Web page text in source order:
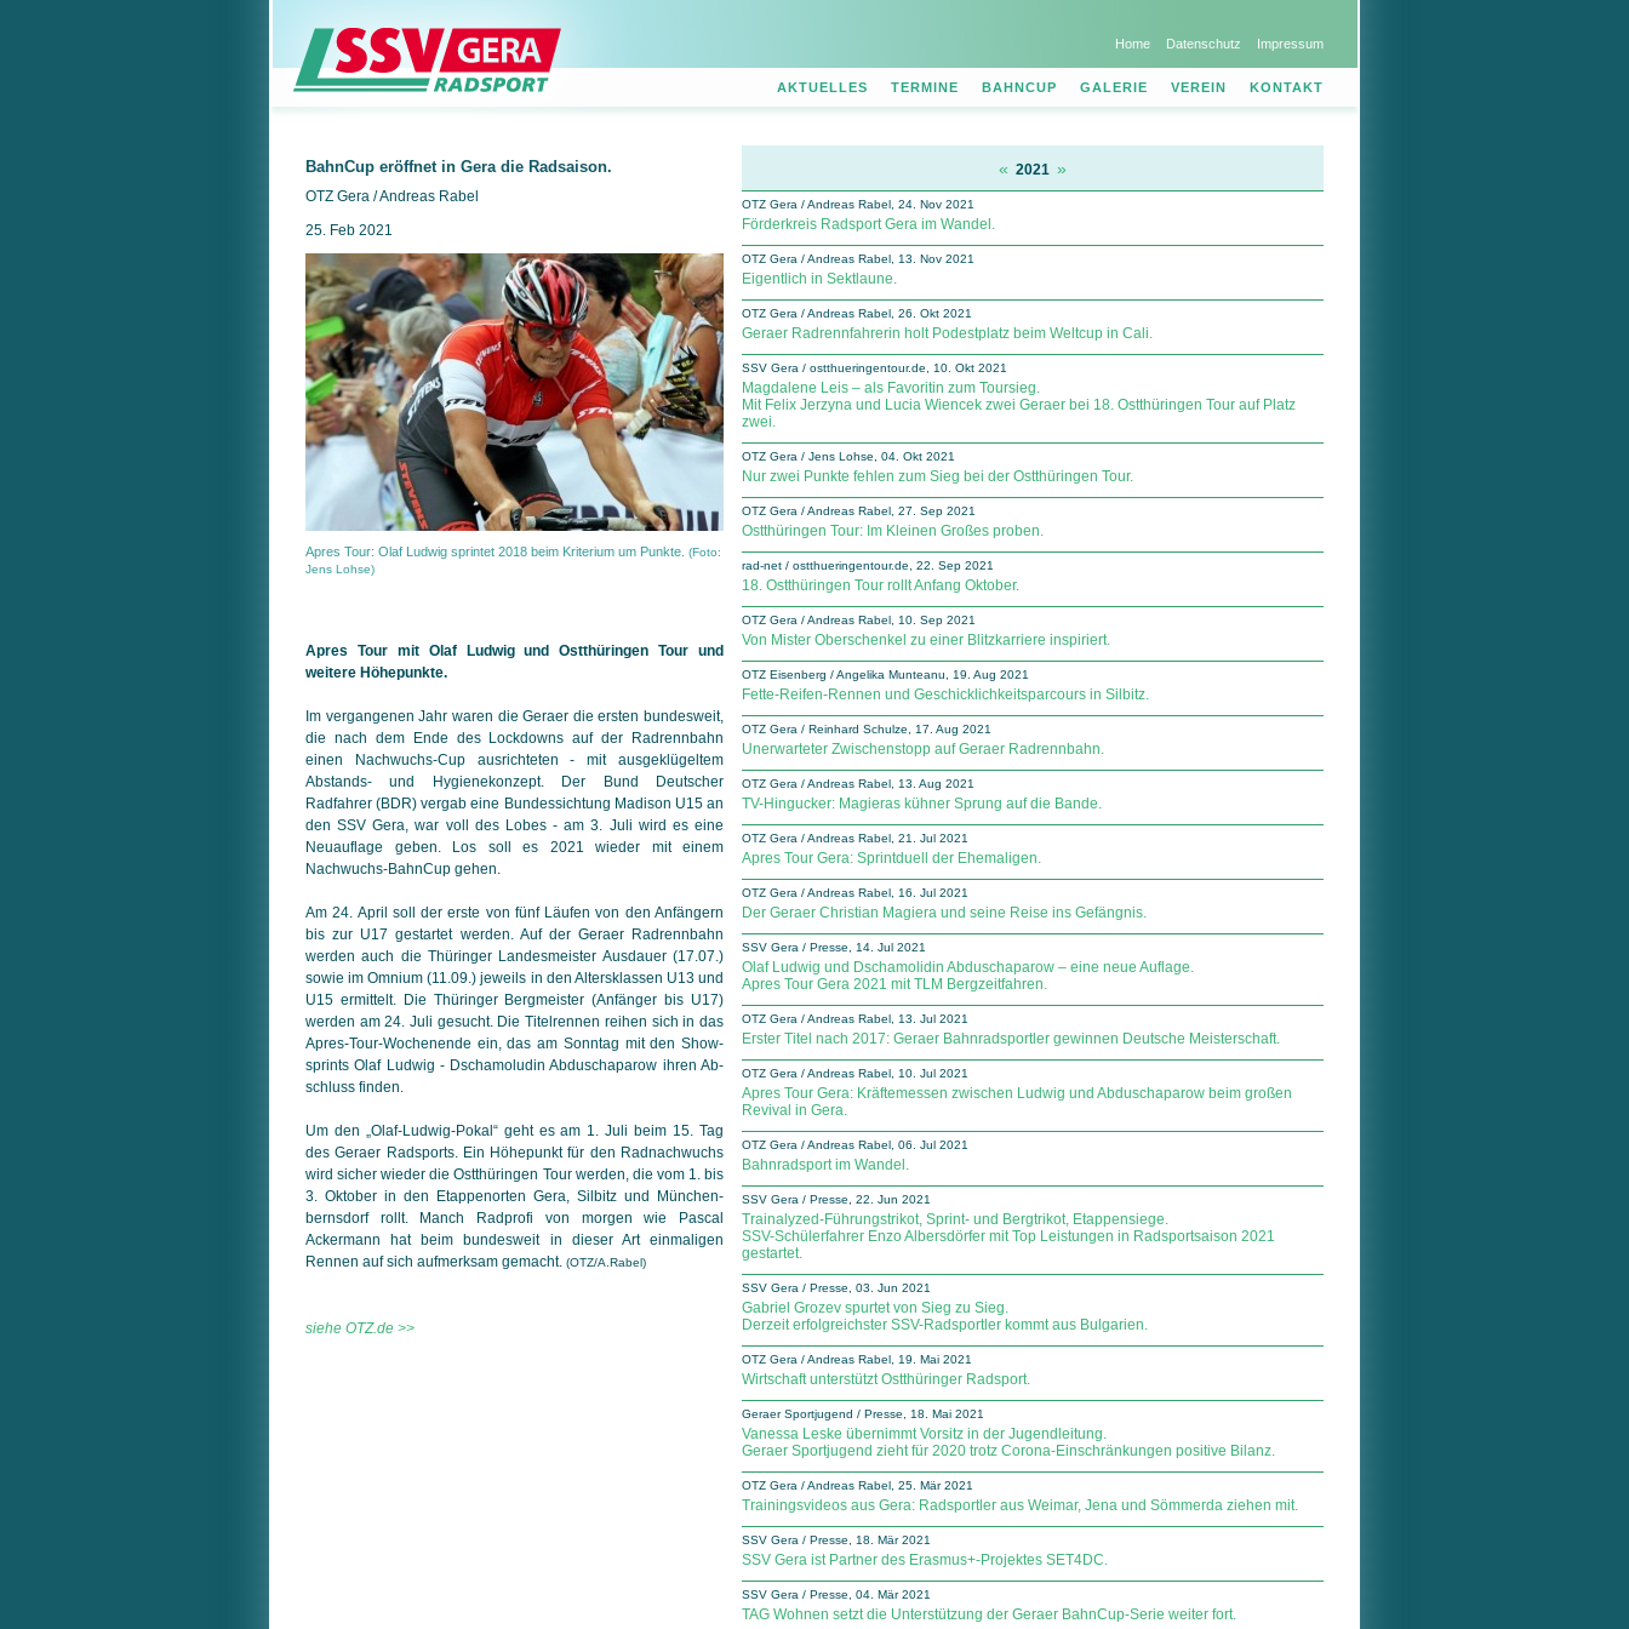
Home Datenschutz Impressum
AKTUELLES TERMINE BAHNCUP GALERIE VEREIN KONTAKT
BahnCup eröffnet in Gera die Radsaison.
OTZ Gera / Andreas Rabel
25. Feb 2021
Apres Tour: Olaf Ludwig sprintet 2018 beim Kriterium um Punkte. (Foto:
Jens Lohse)
Apres Tour mit Olaf Ludwig und Ostthüringen Tour und
weitere Höhepunkte.
Im vergangenen Jahr waren die Geraer die ersten bundesweit,
die nach dem Ende des Lockdowns auf der Radrennbahn
einen Nach­wuchs-Cup ausrichteten - mit ausgeklügeltem
Abstands- und Hygiene­konzept. Der Bund Deutscher
Radfahrer (BDR) ver­gab eine Bundes­sichtung Madison U15 an
den SSV Gera, war voll des Lobes - am 3. Juli wird es eine
Neuauflage geben. Los soll es 2021 wieder mit einem
Nachwuchs-BahnCup gehen.
Am 24. April soll der erste von fünf Läufen von den Anfängern
bis zur U17 gestartet werden. Auf der Geraer Radrennbahn
wer­den auch die Thüringer Landesmeister Ausdauer (17.07.)
so­wie im Omnium (11.09.) jeweils in den Altersklassen U13 und
U15 er­mit­telt. Die Thüringer Bergmeister (Anfänger bis U17)
werden am 24. Juli gesucht. Die Titelrennen reihen sich in das
Apres-Tour-Wochen­ende ein, das am Sonntag mit den Show­
sprints Olaf Ludwig - Dschamoludin Abduschaparow ihren Ab­
schluss finden.
Um den „Olaf-Ludwig-Pokal“ geht es am 1. Juli beim 15. Tag
des Geraer Radsports. Ein Höhepunkt für den Radnachwuchs
wird sicher wieder die Ostthüringen Tour werden, die vom 1. bis
3. Oktober in den Etappenorten Gera, Silbitz und Mün­chen­
berns­dorf rollt. Manch Radprofi von morgen wie Pascal
Ackermann hat beim bundesweit in dieser Art einmaligen
Rennen auf sich auf­merk­sam gemacht. (OTZ/A.Rabel)
siehe OTZ.de >>
« 2021 »
OTZ Gera / Andreas Rabel, 24. Nov 2021
Förderkreis Radsport Gera im Wandel.
OTZ Gera / Andreas Rabel, 13. Nov 2021
Eigentlich in Sektlaune.
OTZ Gera / Andreas Rabel, 26. Okt 2021
Geraer Radrennfahrerin holt Podestplatz beim Weltcup in Cali.
SSV Gera / ostthueringentour.de, 10. Okt 2021
Magdalene Leis – als Favoritin zum Toursieg.
Mit Felix Jerzyna und Lucia Wiencek zwei Geraer bei 18. Ostthüringen Tour auf Platz
zwei.
OTZ Gera / Jens Lohse, 04. Okt 2021
Nur zwei Punkte fehlen zum Sieg bei der Ostthüringen Tour.
OTZ Gera / Andreas Rabel, 27. Sep 2021
Ostthüringen Tour: Im Kleinen Großes proben.
rad-net / ostthueringentour.de, 22. Sep 2021
18. Ostthüringen Tour rollt Anfang Oktober.
OTZ Gera / Andreas Rabel, 10. Sep 2021
Von Mister Oberschenkel zu einer Blitzkarriere inspiriert.
OTZ Eisenberg / Angelika Munteanu, 19. Aug 2021
Fette-Reifen-Rennen und Geschicklichkeitsparcours in Silbitz.
OTZ Gera / Reinhard Schulze, 17. Aug 2021
Unerwarteter Zwischenstopp auf Geraer Radrennbahn.
OTZ Gera / Andreas Rabel, 13. Aug 2021
TV-Hingucker: Magieras kühner Sprung auf die Bande.
OTZ Gera / Andreas Rabel, 21. Jul 2021
Apres Tour Gera: Sprintduell der Ehemaligen.
OTZ Gera / Andreas Rabel, 16. Jul 2021
Der Geraer Christian Magiera und seine Reise ins Gefängnis.
SSV Gera / Presse, 14. Jul 2021
Olaf Ludwig und Dschamolidin Abduschaparow – eine neue Auflage.
Apres Tour Gera 2021 mit TLM Bergzeitfahren.
OTZ Gera / Andreas Rabel, 13. Jul 2021
Erster Titel nach 2017: Geraer Bahnradsportler gewinnen Deutsche Meisterschaft.
OTZ Gera / Andreas Rabel, 10. Jul 2021
Apres Tour Gera: Kräftemessen zwischen Ludwig und Abduschaparow beim großen
Revival in Gera.
OTZ Gera / Andreas Rabel, 06. Jul 2021
Bahnradsport im Wandel.
SSV Gera / Presse, 22. Jun 2021
Trainalyzed-Führungstrikot, Sprint- und Bergtrikot, Etappensiege.
SSV-Schülerfahrer Enzo Albersdörfer mit Top Leistungen in Radsportsaison 2021
gestartet.
SSV Gera / Presse, 03. Jun 2021
Gabriel Grozev spurtet von Sieg zu Sieg.
Derzeit erfolgreichster SSV-Radsportler kommt aus Bulgarien.
OTZ Gera / Andreas Rabel, 19. Mai 2021
Wirtschaft unterstützt Ostthüringer Radsport.
Geraer Sportjugend / Presse, 18. Mai 2021
Vanessa Leske übernimmt Vorsitz in der Jugendleitung.
Geraer Sportjugend zieht für 2020 trotz Corona-Einschränkungen positive Bilanz.
OTZ Gera / Andreas Rabel, 25. Mär 2021
Trainingsvideos aus Gera: Radsportler aus Weimar, Jena und Sömmerda ziehen mit.
SSV Gera / Presse, 18. Mär 2021
SSV Gera ist Partner des Erasmus+-Projektes SET4DC.
SSV Gera / Presse, 04. Mär 2021
TAG Wohnen setzt die Unterstützung der Geraer BahnCup-Serie weiter fort.